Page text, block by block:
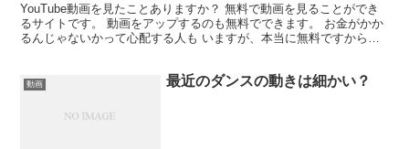
YouTube動画を見たことありますか？ 無料で動画を見ることができ
るサイトです。 動画をアップするのも無料でできます。 お金がかか
るんじゃないかって心配する人も いますが、本当に無料ですから。
動画 最近のダンスの動きは細かい？